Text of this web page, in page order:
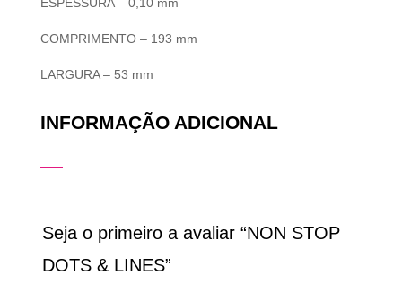
COMPRIMENTO – 193 mm
LARGURA – 53 mm
INFORMAÇÃO ADICIONAL
Seja o primeiro a avaliar “NON STOP
DOTS & LINES”